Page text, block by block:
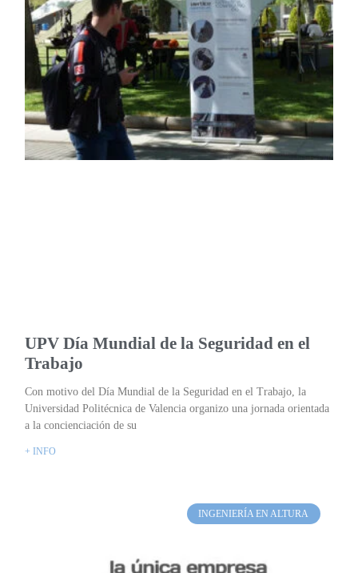
UPV Día Mundial de la Seguridad en el
Trabajo
Con motivo del Día Mundial de la Seguridad en el Trabajo, la
Universidad Politécnica de Valencia organizo una jornada orientada
a la concienciación de su
+ INFO
INGENIERÍA EN ALTURA